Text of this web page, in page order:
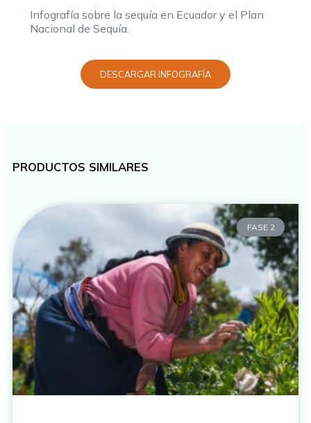
Infografía sobre la sequía en Ecuador y el Plan
Nacional de Sequía.
DESCARGAR INFOGRAFÍA
PRODUCTOS SIMILARES
FASE 2